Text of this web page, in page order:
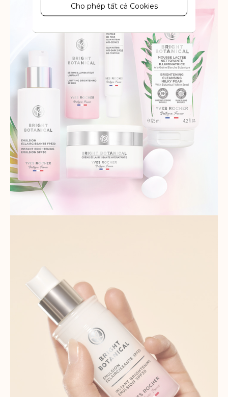
khách truy cập trên trang web. Cookie
lưu trữ dữ liệu người dùng và thông tin
cáo nhắm mục tiêu đến nhiều nhóm
đối tượng hơn. Ngoài ra, trải nghiệm
người dùng tùy chỉnh hơn có thể
được cung cấp theo thông tin thu
thập được.
Thông số sản phẩm
Phân tích
Một bộ cookie để thu thập thông tin
và báo cáo về số liệu thống kê sử
dụng trang web mà không nhận dạng
cá nhân từng khách truy cập vào
Google.
Cho phép tất cả Cookies